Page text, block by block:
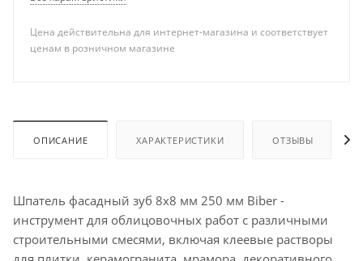
Цена действительна для интернет-магазина и соответствует
ценам в розничном магазине
ОПИСАНИЕ ХАРАКТЕРИСТИКИ ОТЗЫВЫ
Шпатель фасадный зуб 8х8 мм 250 мм Biber -
инструмент для облицовочных работ с различными
строительными смесями, включая клеевые растворы